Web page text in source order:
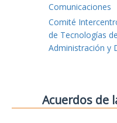
Comunicaciones
Comité
de Tecnologías
Administración y
Acuerdos de